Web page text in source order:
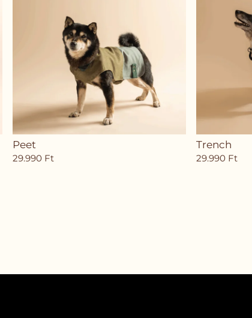
Peet
29.990 Ft
Trench
29.990 Ft